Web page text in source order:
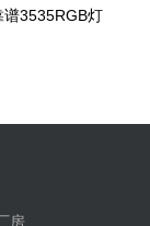
3535RGB灯
房